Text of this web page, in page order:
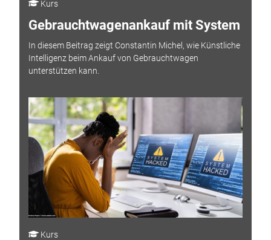
Kurs
Gebrauchtwagenankauf mit System
In diesem Beitrag zeigt Constantin Michel, wie Künstliche
Intelligenz beim Ankauf von Gebrauchtwagen
unterstützen kann.
Kurs